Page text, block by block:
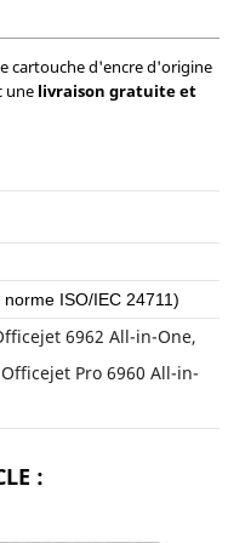
cartouche d'encre d'origine
une livraison gratuite et
ISO/IEC 24711)
6962 All-in-One,
Pro 6960 All-in-
: